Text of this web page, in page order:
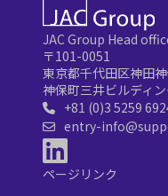
JAC Group Head
〒101-0051
東京都千代田区神田
神保町三井ビルディ
+81 (0)3 5259
entry-
ページリンク